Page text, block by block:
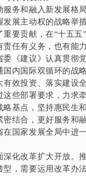
务和融入新发展格
发展主动权的战略举
重要贡献，在“十五五
责任有义务，也有能
委《建议》认真贯彻
国内国际双循环的战
有效投资、落实建设
这些部署要求，力求
略基点，坚持惠民生
密结合，更好服务和
国家发展全局中进
化改革扩大开放。
型，需要运用改革办